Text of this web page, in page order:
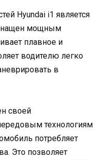
Hyundai i1 является
мощным
плавное и
водителю легко
в
своей
технологиям
потребляет
Это позволяет